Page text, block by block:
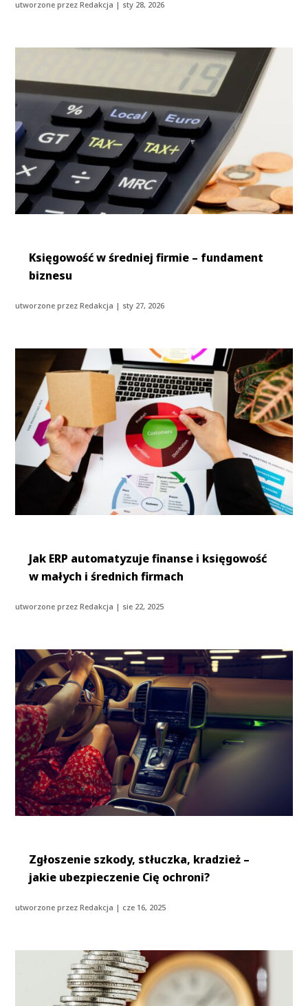
utworzone przezRedakcja | sty 28, 2026
Księgowość w średniej firmie – fundament
biznesu
utworzone przezRedakcja | sty 27, 2026
Jak ERP automatyzuje finanse i księgowość
w małych i średnich firmach
utworzone przezRedakcja | sie 22, 2025
Zgłoszenie szkody, stłuczka, kradzież –
jakie ubezpieczenie Cię ochroni?
utworzone przezRedakcja | cze 16, 2025